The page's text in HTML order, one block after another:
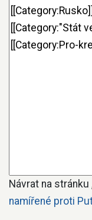
Návrat na stránku
namířené proti